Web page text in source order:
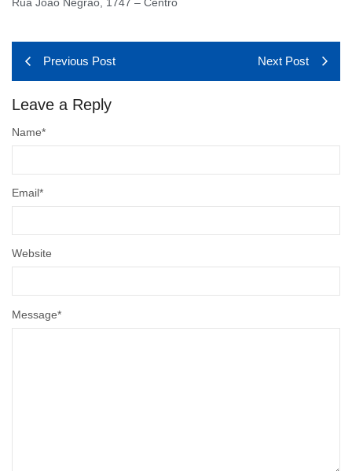
Rua João Negrão, 1747 – Centro
Previous Post Next Post
Leave a Reply
Message*
Name*
Email*
Website